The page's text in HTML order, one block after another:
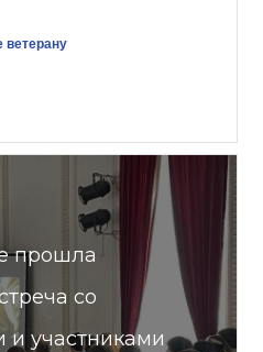
ветерану
прошла
со
участниками